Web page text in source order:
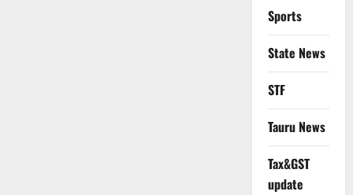
Sports
State News
STF
Tauru News
Tax&GST
update